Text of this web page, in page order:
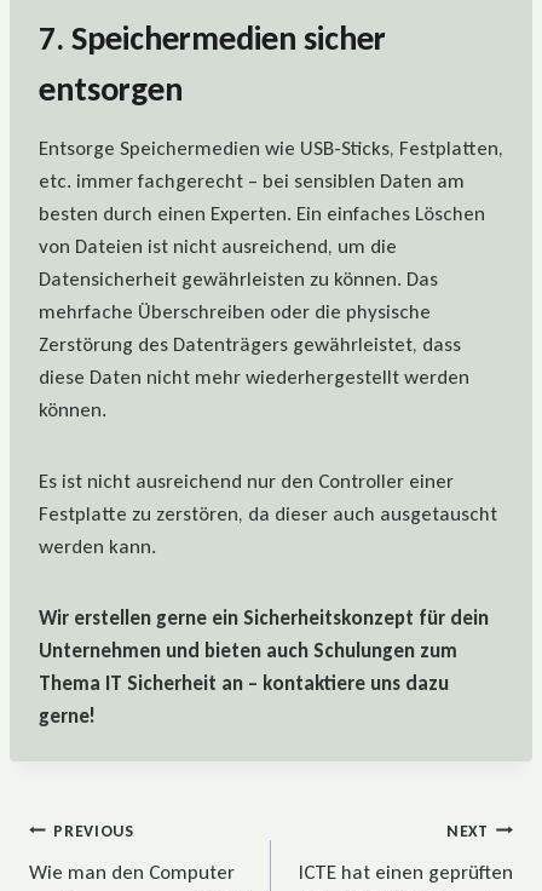
7. Speichermedien sicher
entsorgen
Entsorge Speichermedien wie USB-Sticks, Festplatten,
etc. immer fachgerecht – bei sensiblen Daten am
besten durch einen Experten. Ein einfaches Löschen
von Dateien ist nicht ausreichend, um die
Datensicherheit gewährleisten zu können. Das
mehrfache Überschreiben oder die physische
Zerstörung des Datenträgers gewährleistet, dass
diese Daten nicht mehr wiederhergestellt werden
können.
Es ist nicht ausreichend nur den Controller einer
Festplatte zu zerstören, da dieser auch ausgetauscht
werden kann.
Wir erstellen gerne ein Sicherheitskonzept für dein
Unternehmen und bieten auch Schulungen zum
Thema IT Sicherheit an – kontaktiere uns dazu
gerne!
Beitragsnavigation
PREVIOUS
Wie man den Computer
NEXT
ICTE hat einen geprüften